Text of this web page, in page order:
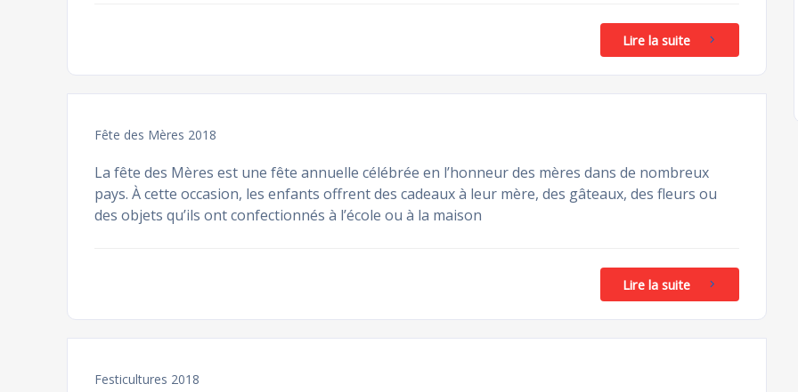
Lire la suite
Fête des Mères 2018
La fête des Mères est une fête annuelle célébrée en l’honneur des mères dans de nombreux
pays. À cette occasion, les enfants offrent des cadeaux à leur mère, des gâteaux, des fleurs ou
des objets qu’ils ont confectionnés à l’école ou à la maison
Lire la suite
Festicultures 2018